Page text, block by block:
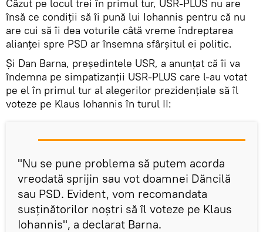
Căzut pe locul trei în primul tur, USR-PLUS nu are
însă ce condiții să îi pună lui Iohannis pentru că nu
are cui să îi dea voturile câtă vreme îndreptarea
alianței spre PSD ar însemna sfârșitul ei politic.
Și Dan Barna, preşedintele USR, a anunțat că îi va
îndemna pe simpatizanţii USR-PLUS care l-au votat
pe el în primul tur al alegerilor prezidenţiale să îl
voteze pe Klaus Iohannis în turul II:
"Nu se pune problema să putem acorda
vreodată sprijin sau vot doamnei Dăncilă
sau PSD. Evident, vom recomandata
susţinătorilor noştri să îl voteze pe Klaus
Iohannis", a declarat Barna.